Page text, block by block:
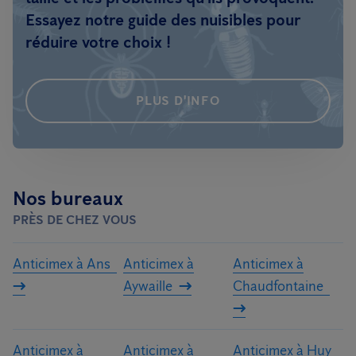
Essayez notre guide des nuisibles pour
réduire votre choix !
PLUS D'INFO
Nos bureaux
PRÈS DE CHEZ VOUS
Anticimex à Ans
Anticimex à
Aywaille
Anticimex à
Chaudfontaine
Anticimex à Anticimex à Anticimex à Huy